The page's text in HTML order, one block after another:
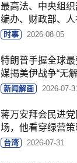
最高法、中央组
编办、财政部、
时事 2026-08-05
特朗普手握全球
媒揭美伊战争“无
新闻解画 2026-07-
蒋万安拜会民进
场，他看穿绿营策
台湾 2026-07-31